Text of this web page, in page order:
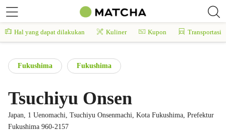
Hal yang dapat dilakukan Kuliner Kupon Transportasi
Fukushima Fukushima
Tsuchiyu Onsen
Japan, 1 Uenomachi, Tsuchiyu Onsenmachi, Kota Fukushima, Prefektur
Fukushima 960-2157